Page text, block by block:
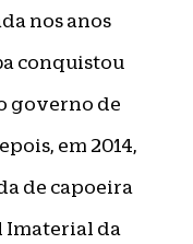
nos anos
conquistou
governo de
em 2014,
de capoeira
Imaterial da